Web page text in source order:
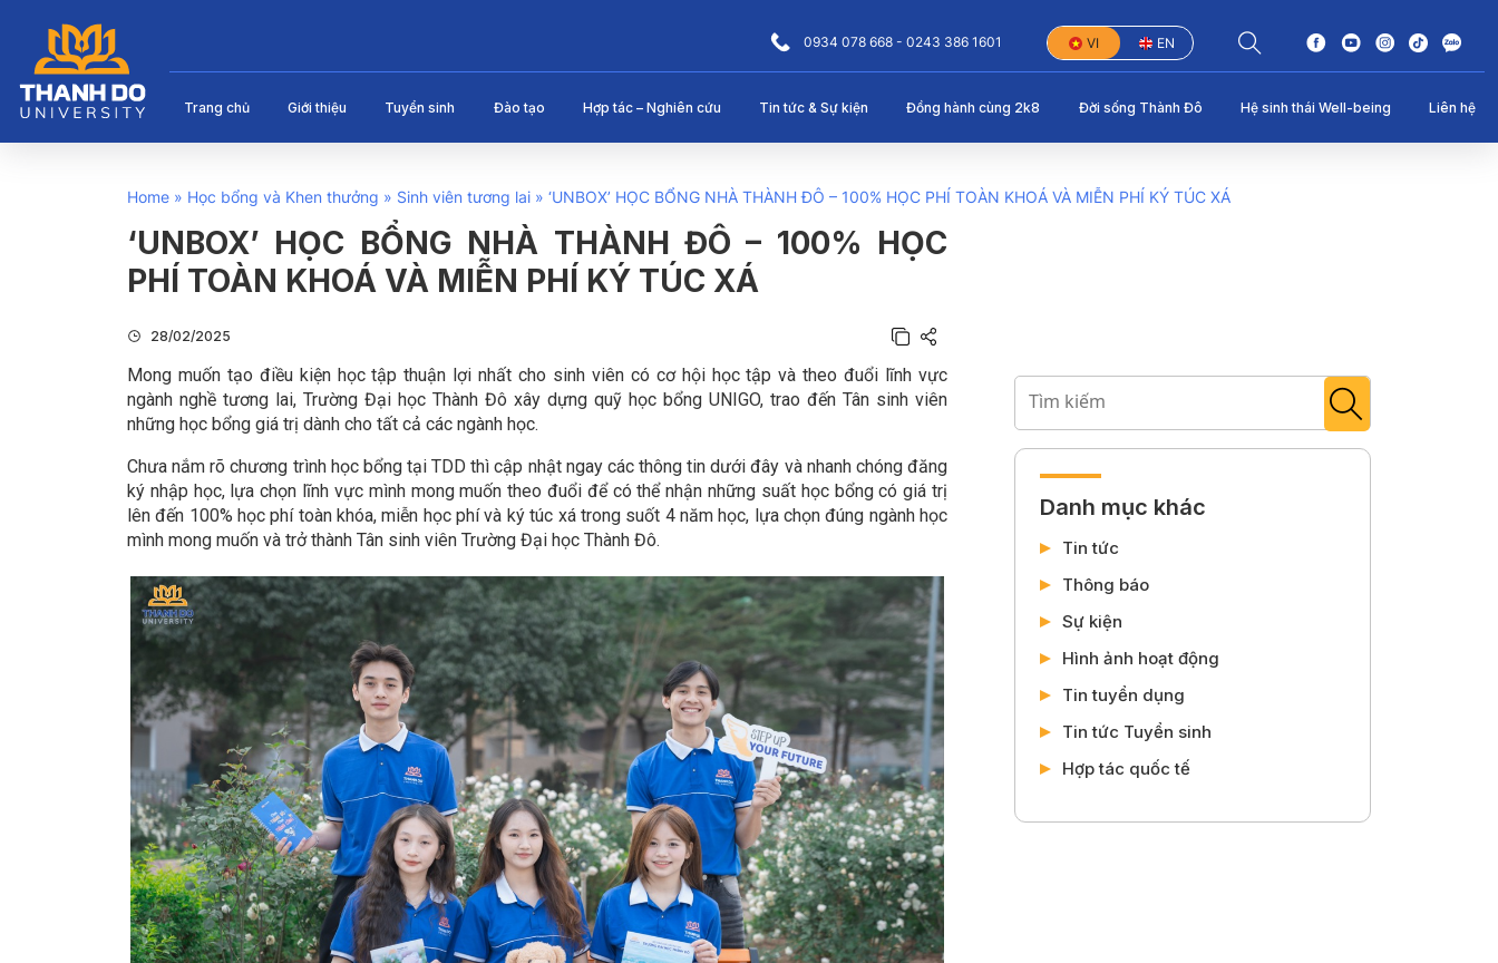
0934 078 668 - 0243 386 1601 VI EN
Trang chủ Giới thiệu Tuyển sinh Đào tạo Hợp tác – Nghiên cứu Tin tức & Sự kiện Đồng hành cùng 2k8 Đời sống Thành Đô Hệ sinh thái Well-being Liên hệ
Home » Học bổng và Khen thưởng » Sinh viên tương lai » ‘UNBOX’ HỌC BỔNG NHÀ THÀNH ĐÔ – 100% HỌC PHÍ TOÀN KHOÁ VÀ MIỄN PHÍ KÝ TÚC XÁ
‘UNBOX’ HỌC BỔNG NHÀ THÀNH ĐÔ – 100% HỌC
PHÍ TOÀN KHOÁ VÀ MIỄN PHÍ KÝ TÚC XÁ
28/02/2025
Mong muốn tạo điều kiện học tập thuận lợi nhất cho sinh viên có cơ hội học tập và theo đuổi lĩnh vực
ngành nghề tương lai, Trường Đại học Thành Đô xây dựng quỹ học bổng UNIGO, trao đến Tân sinh viên
những học bổng giá trị dành cho tất cả các ngành học.
Chưa nắm rõ chương trình học bổng tại TDD thì cập nhật ngay các thông tin dưới đây và nhanh chóng đăng
ký nhập học, lựa chọn lĩnh vực mình mong muốn theo đuổi để có thể nhận những suất học bổng có giá trị
lên đến 100% học phí toàn khóa, miễn học phí và ký túc xá trong suốt 4 năm học, lựa chọn đúng ngành học
mình mong muốn và trở thành Tân sinh viên Trường Đại học Thành Đô.
Danh mục khác
Tin tức
Thông báo
Sự kiện
Hình ảnh hoạt động
Tin tuyển dụng
Tin tức Tuyển sinh
Hợp tác quốc tế